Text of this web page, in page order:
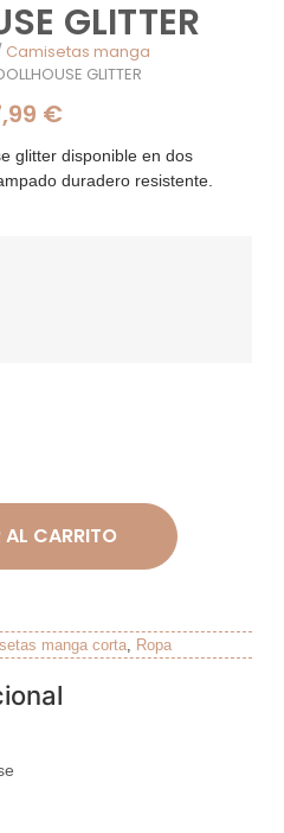
GLITTER
Camisetas manga
GLITTER
€
glitter disponible en dos
duradero resistente.
AL CARRITO
manga corta,
Ropa